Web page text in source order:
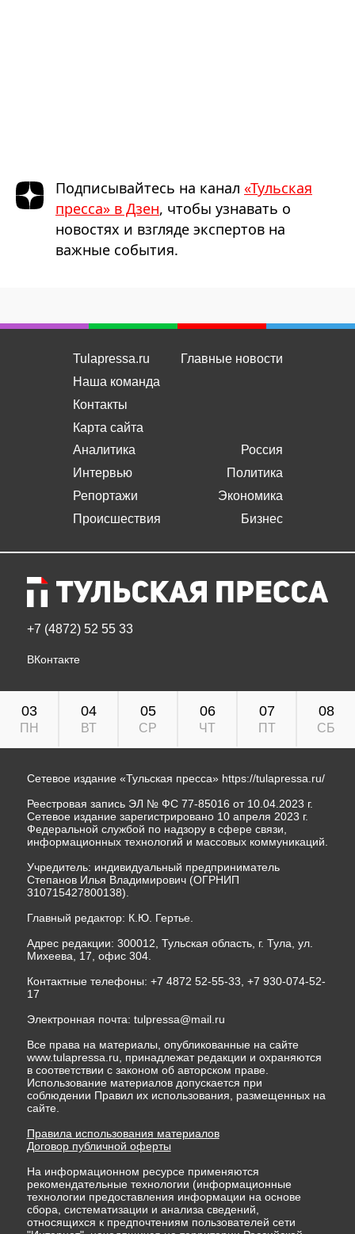
Подписывайтесь на канал «Тульская
пресса» в Дзен, чтобы узнавать о
новостях и взгляде экспертов на
важные события.
Tulapressa.ru
Наша команда
Контакты
Карта сайта
Главные новости
Аналитика
Интервью
Репортажи
Происшествия
Россия
Политика
Экономика
Бизнес
+7 (4872) 52 55 33
ВКонтакте
03
ПН
04
ВТ
05
СР
06
ЧТ
07
ПТ
08
СБ
Сетевое издание «Тульская пресса» https://tulapressa.ru/
Реестровая запись ЭЛ № ФС 77-85016 от 10.04.2023 г.
Сетевое издание зарегистрировано 10 апреля 2023 г.
Федеральной службой по надзору в сфере связи,
информационных технологий и массовых коммуникаций.
Учредитель: индивидуальный предприниматель
Степанов Илья Владимирович (ОГРНИП
310715427800138).
Главный редактор: К.Ю. Гертье.
Адрес редакции: 300012, Тульская область, г. Тула, ул.
Михеева, 17, офис 304.
Контактные телефоны: +7 4872 52-55-33, +7 930-074-52-
17
Электронная почта: tulpressa@mail.ru
Все права на материалы, опубликованные на сайте
www.tulapressa.ru, принадлежат редакции и охраняются
в соответствии с законом об авторском праве.
Использование материалов допускается при
соблюдении Правил их использования, размещенных на
сайте.
Правила использования материалов
Договор публичной оферты
На информационном ресурсе применяются
рекомендательные технологии (информационные
технологии предоставления информации на основе
сбора, систематизации и анализа сведений,
относящихся к предпочтениям пользователей сети